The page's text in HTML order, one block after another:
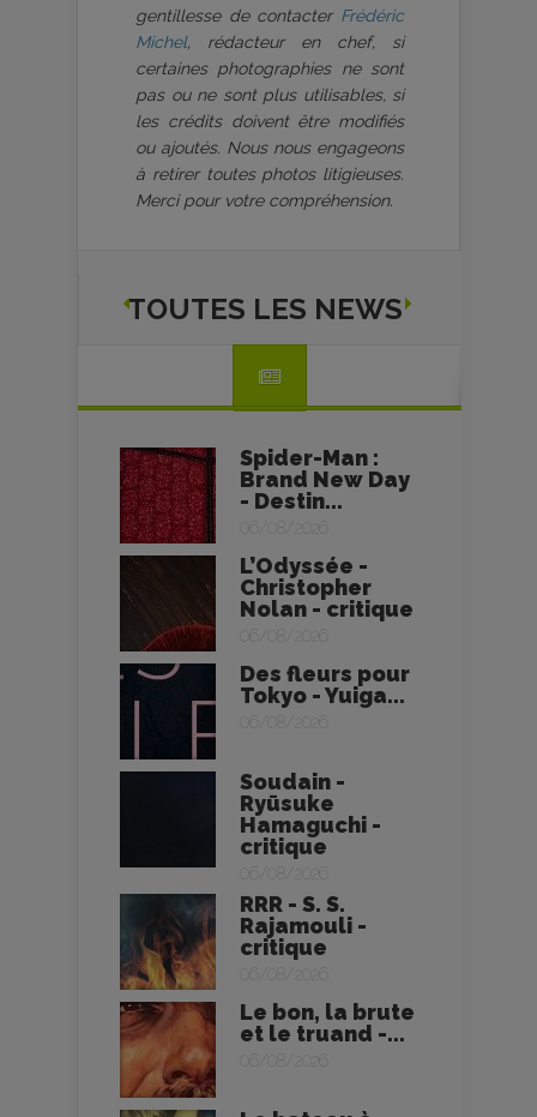
gentillesse de contacter Frédéric
Michel, rédacteur en chef, si
certaines photographies ne sont
pas ou ne sont plus utilisables, si
les crédits doivent être modifiés
ou ajoutés. Nous nous engageons
à retirer toutes photos litigieuses.
Merci pour votre compréhension.
TOUTES LES NEWS
Spider-Man :
Brand New Day
- Destin...
06/08/2026
L’Odyssée -
Christopher
Nolan - critique
06/08/2026
Des fleurs pour
Tokyo - Yuiga...
06/08/2026
Soudain -
Ryūsuke
Hamaguchi -
critique
06/08/2026
RRR - S. S.
Rajamouli -
critique
06/08/2026
Le bon, la brute
et le truand -...
06/08/2026